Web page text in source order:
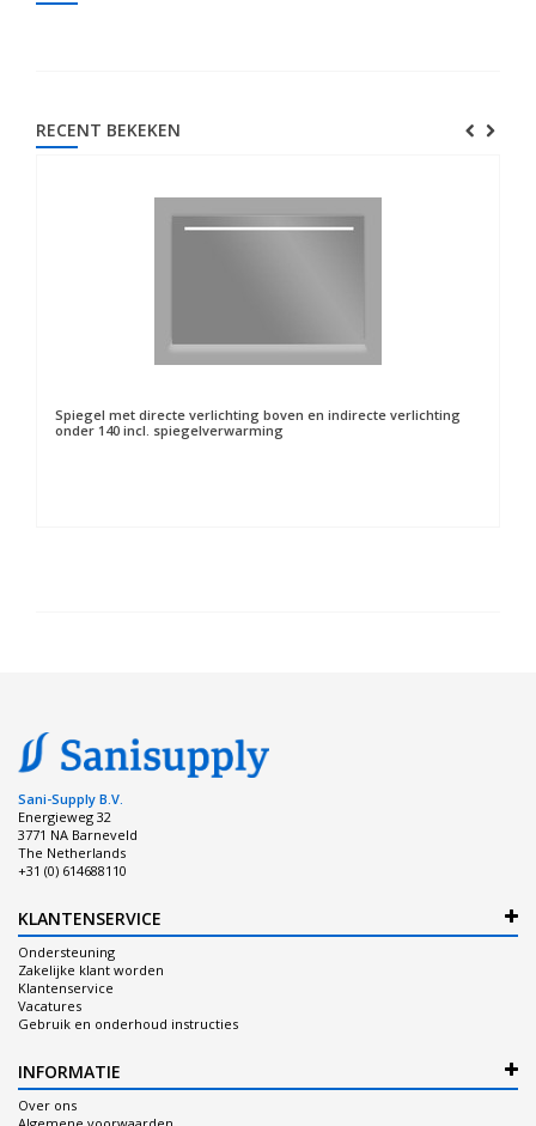
RECENT BEKEKEN
Spiegel met directe verlichting boven en indirecte verlichting
onder 140 incl. spiegelverwarming
Sani-Supply B.V.
Energieweg 32
3771 NA Barneveld
The Netherlands
+31 (0) 614688110
KLANTENSERVICE
Ondersteuning
Zakelijke klant worden
Klantenservice
Vacatures
Gebruik en onderhoud instructies
INFORMATIE
Over ons